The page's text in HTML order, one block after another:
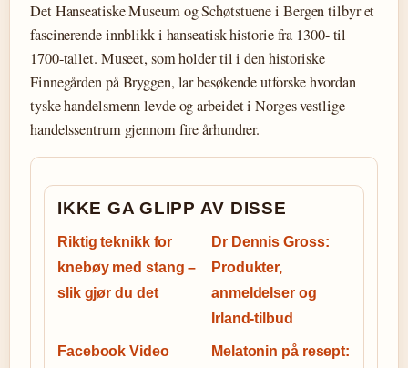
Det Hanseatiske Museum og Schøtstuene i Bergen tilbyr et
fascinerende innblikk i hanseatisk historie fra 1300- til
1700-tallet. Museet, som holder til i den historiske
Finnegården på Bryggen, lar besøkende utforske hvordan
tyske handelsmenn levde og arbeidet i Norges vestlige
handelssentrum gjennom fire århundrer.
IKKE GA GLIPP AV DISSE
Riktig teknikk for
knebøy med stang –
slik gjør du det
Dr Dennis Gross:
Produkter,
anmeldelser og
Irland-tilbud
Facebook Video
Melatonin på resept: